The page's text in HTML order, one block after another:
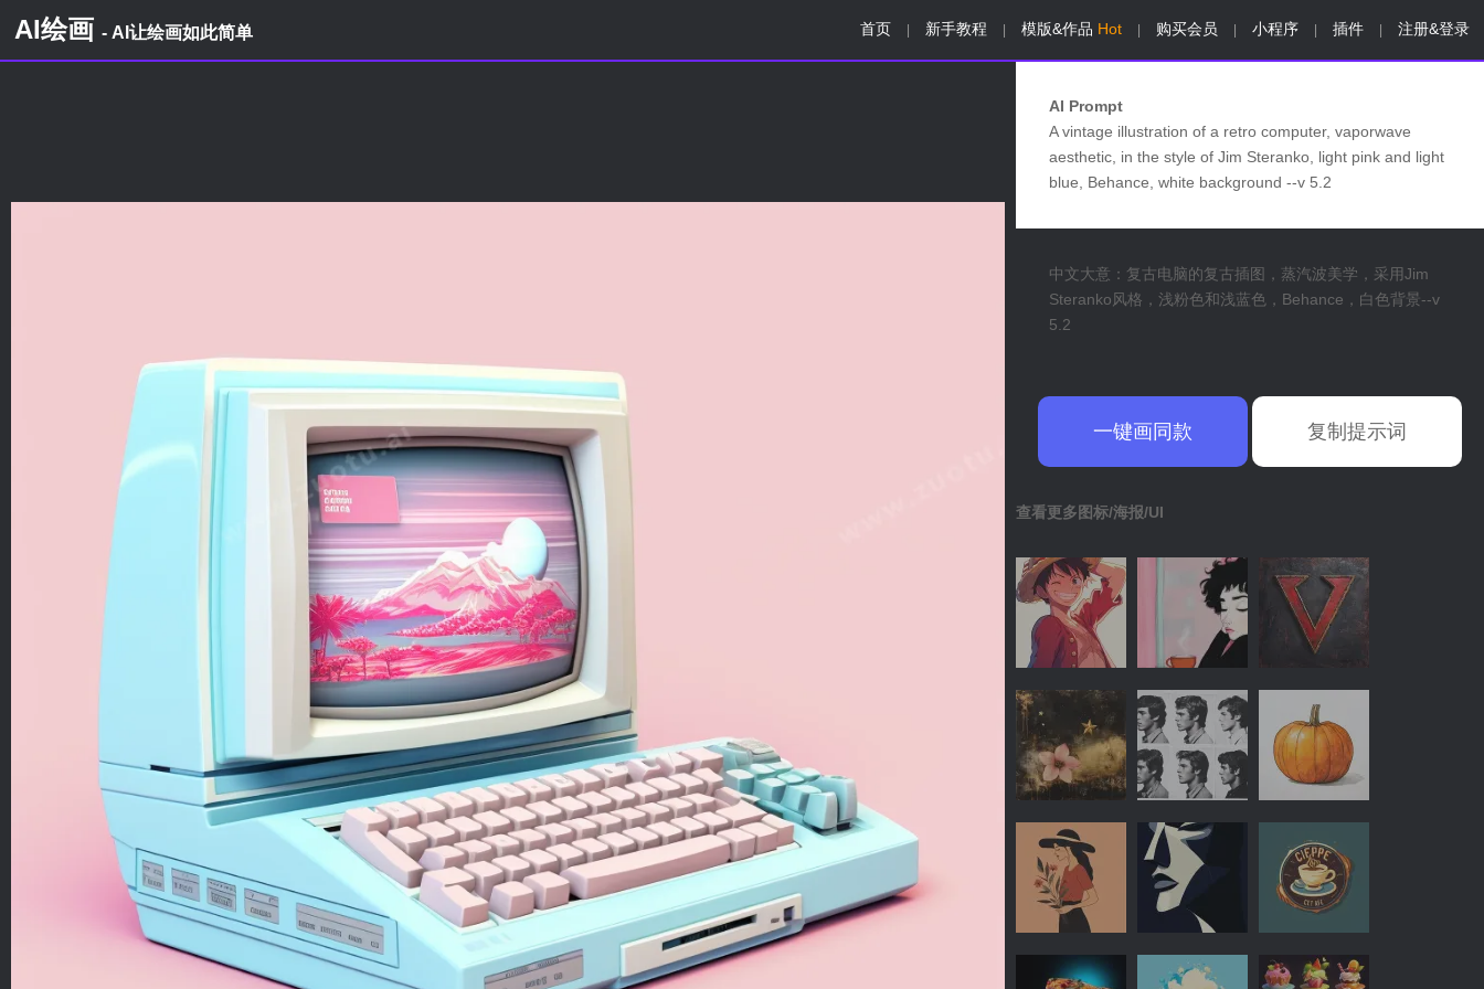
AI绘画 - AI让绘画如此简单 首页 新手教程 模版&作品 Hot 购买会员 小程序 插件 注册&登录
AI Prompt
A vintage illustration of a retro computer, vaporwave
aesthetic, in the style of Jim Steranko, light pink and light
blue, Behance, white background --v 5.2
中文大意：复古电脑的复古插图，蒸汽波美学，采用Jim
Steranko风格，浅粉色和浅蓝色，Behance，白色背景--v
5.2
一键画同款 复制提示词
查看更多图标/海报/UI